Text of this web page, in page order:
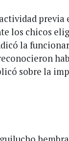
previa
los chicos
la
sobre la